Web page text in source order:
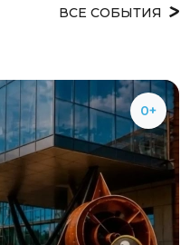
ВСЕ СОБЫТИЯ
0+